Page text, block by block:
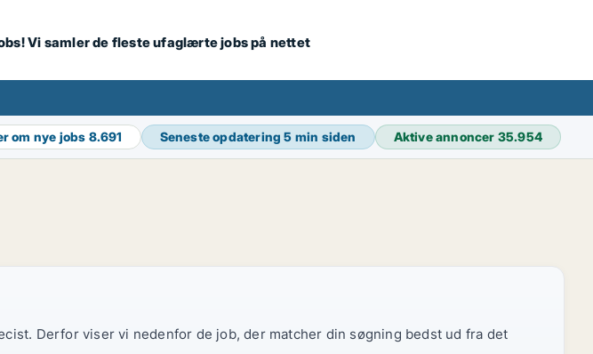
Vi samler de fleste ufaglærte jobs på nettet
om nye jobs 8.691 Seneste opdatering5 min siden Aktive annoncer 35.954
Derfor viser vi nedenfor de job, der matcher din søgning bedst ud fra det